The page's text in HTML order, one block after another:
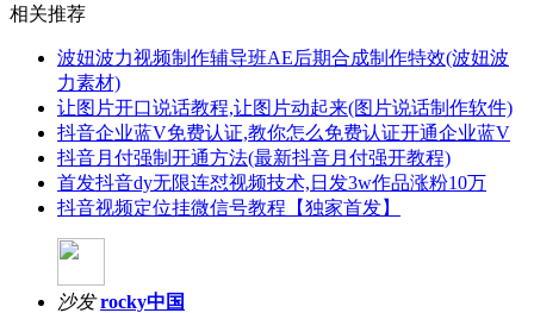
相关推荐
波妞波力视频制作辅导班AE后期合成制作特效(波妞波
力素材)
让图片开口说话教程,让图片动起来(图片说话制作软件)
抖音企业蓝V免费认证,教你怎么免费认证开通企业蓝V
抖音月付强制开通方法(最新抖音月付强开教程)
首发抖音dy无限连怼视频技术,日发3w作品涨粉10万
抖音视频定位挂微信号教程【独家首发】
沙发 rocky中国